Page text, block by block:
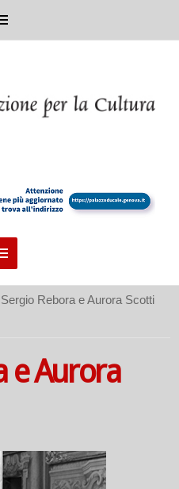
Rebora e Aurora Scotti
e Aurora